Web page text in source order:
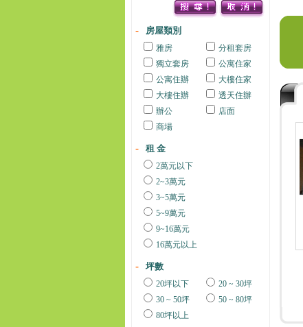
房屋類別
雅房
分租套房
獨立套房
公寓住家
公寓住辦
大樓住家
大樓住辦
透天住辦
辦公
店面
商場
租 金
2萬元以下
2~3萬元
3~5萬元
5~9萬元
9~16萬元
16萬元以上
坪數
20坪以下
20 ~ 30坪
30 ~ 50坪
50 ~ 80坪
80坪以上